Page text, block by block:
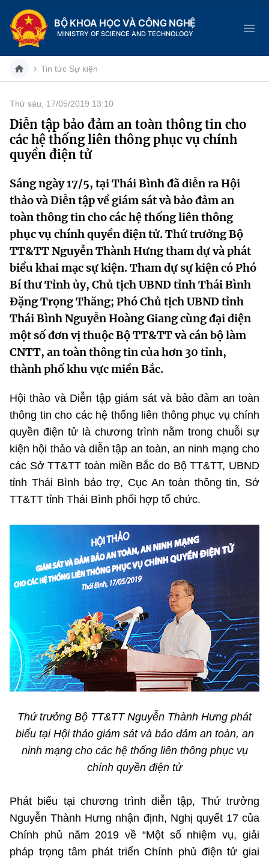
BỘ KHOA HỌC VÀ CÔNG NGHỆ
MINISTRY OF SCIENCE AND TECHNOLOGY
Danh mục
Trang chủ
Chức năng nhiệm vụ
Cơ cấu tổ chức
Lịch sử phát triển
Sở Khoa học và Công nghệ
Tin tức sự kiện
Khoa học và Công nghệ
Đổi mới sáng tạo
Chuyển đổi số
Bưu chính, Viễn thông
Sở hữu trí tuệ
Tiêu chuẩn, đo lường, chất lượng
Năng lượng nguyên tử
Tin tổng hợp
Tin địa phương
Dịch vụ công
Hệ thống văn bản
Văn bản QPPL
Văn bản chỉ đạo điều hành
Lấy ý kiến người dân về dự thảo VBQPPL
MST IOFFICE
THỐNG KÊ
Khoa học và Công nghệ
Đổi mới sáng tạo
Chuyển đổi số
Bưu chính, Viễn thông
Sở hữu trí tuệ
Tiêu chuẩn, đo lường, chất lượng
Multimedia
THƯ ĐIỆN TỬ
Videos
Infographic
Ảnh
Vietnamese English
BỘ KHOA HỌC VÀ CÔNG NGHỆ
MINISTRY OF SCIENCE AND TECHNOLOGY
Điều khoản sử dụng Theo dõi MST: Góp ý
Chịu trách nhiệm nội dung: Nguyễn Thị Hải Hằng
Giám đốc Trung tâm Truyền thông Khoa học và Công nghệ.
Liên hệ
Địa chỉ: Ban Biên tập Cổng TTĐT - 18 Nguyễn Du, TP. Hà Nội
Điện thoại: 024 3936 9506
©2026 Bản quyền thuộc Bộ Khoa Học và Công Nghệ
(Ghi rõ nguồn "https://mst.gov.vn" khi phát hành lại thông tin từ
website này)
Tin tức Sự kiện
Thứ sáu, 17/05/2019 13:10
Diễn tập bảo đảm an toàn thông tin cho
các hệ thống liên thông phục vụ chính
quyền điện tử
Sáng ngày 17/5, tại Thái Bình đã diễn ra Hội
thảo và Diễn tập về giám sát và bảo đảm an
toàn thông tin cho các hệ thống liên thông
phục vụ chính quyền điện tử. Thứ trưởng Bộ
TT&TT Nguyễn Thành Hưng tham dự và phát
biểu khai mạc sự kiện. Tham dự sự kiện có Phó
Bí thư Tỉnh ủy, Chủ tịch UBND tỉnh Thái Bình
Đặng Trọng Thăng; Phó Chủ tịch UBND tỉnh
Thái Bình Nguyễn Hoàng Giang cùng đại diện
một số đơn vị thuộc Bộ TT&TT và cán bộ làm
CNTT, an toàn thông tin của hơn 30 tỉnh,
thành phố khu vực miền Bắc.
Hội thảo và Diễn tập giám sát và bảo đảm an toàn
thông tin cho các hệ thống liên thông phục vụ chính
quyền điện tử là chương trình nằm trong chuỗi sự
kiện hội thảo và diễn tập an toàn, an ninh mạng cho
các Sở TT&TT toàn miền Bắc do Bộ TT&TT, UBND
tỉnh Thái Bình bảo trợ, Cục An toàn thông tin, Sở
TT&TT tỉnh Thái Bình phối hợp tổ chức.
Thứ trưởng Bộ TT&TT Nguyễn Thành Hưng phát
biểu tại Hội thảo giám sát và bảo đảm an toàn, an
ninh mạng cho các hệ thống liên thông phục vụ
chính quyền điện tử
Phát biểu tại chương trình diễn tập, Thứ trưởng
Nguyễn Thành Hưng nhận định, Nghị quyết 17của
Chính phủ năm 2019 về “Một số nhiệm vụ, giải
pháp trọng tâm phát triển Chính phủ điện tử giai